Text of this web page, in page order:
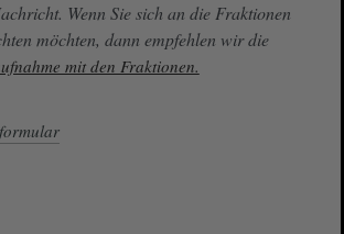
Wenn Sie sich an die Fraktionen
möchten, dann empfehlen wir die
mit den Fraktionen.